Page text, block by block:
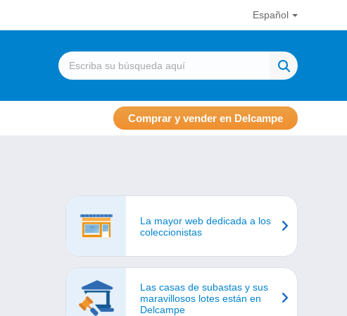
Español
Comprar y vender en Delcampe
La mayor web dedicada a los
coleccionistas
Las casas de subastas y sus
maravillosos lotes están en
Delcampe